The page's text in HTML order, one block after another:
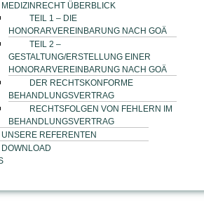
MEDIZINRECHT ÜBERBLICK
TEIL 1 – DIE
HONORARVEREINBARUNG NACH GOÄ
TEIL 2 –
GESTALTUNG/ERSTELLUNG EINER
HONORARVEREINBARUNG NACH GOÄ
DER RECHTSKONFORME
BEHANDLUNGSVERTRAG
RECHTSFOLGEN VON FEHLERN IM
BEHANDLUNGSVERTRAG
UNSERE REFERENTEN
DOWNLOAD